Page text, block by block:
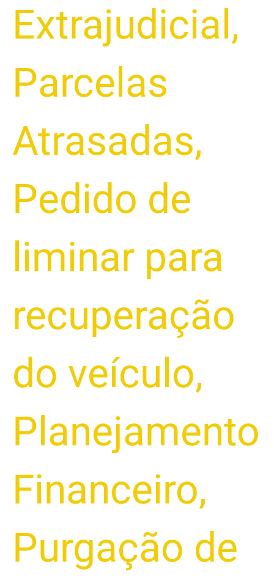
Extrajudicial ,
Parcelas
Atrasadas,
Pedido de
liminar para
recuperação
do veículo,
Planejamento
Financeiro,
Purgação de